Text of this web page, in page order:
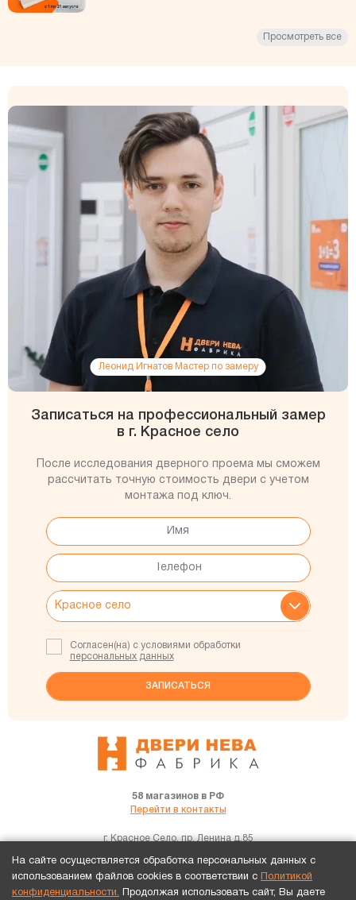
Просмотреть все
Леонид Игнатов Мастер по замеру
Записаться на профессиональный замер
в г. Красное село
После исследования дверного проема мы сможем
рассчитать точную стоимость двери с учетом
монтажа под ключ.
Согласен(на) с условиями обработки
персональных данных
58 магазинов в РФ
Перейти в контакты
г. Красное Село, пр. Ленина д.85
+7(921)183-57-66
На сайте осуществляется обработка персональных данных с
использованием файлов cookies в соответствии с
Политикой
конфиденциальности. Продолжая использовать сайт, Вы даете